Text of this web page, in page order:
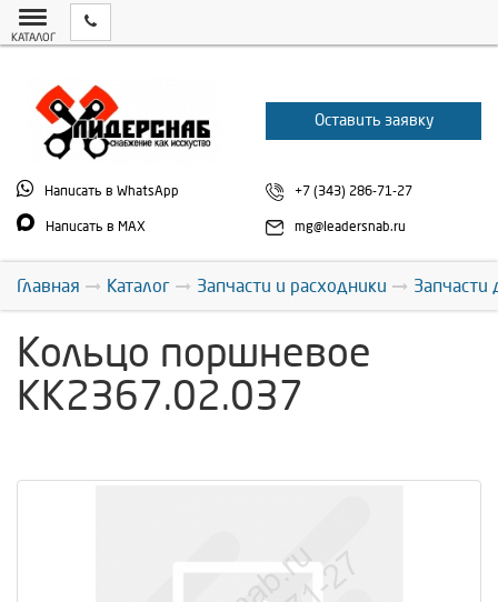
КАТАЛОГ
Оставить заявку
Написать в WhatsApp
Написать в MAX
+7 (343) 286-71-27
mg@leadersnab.ru
Главная Каталог Запчасти и расходники Запчасти
Кольцо поршневое
КК2367.02.037